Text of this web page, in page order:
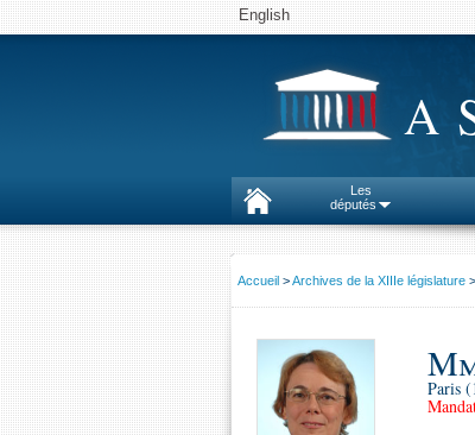
English
Les
députés
Accueil >Archives de la XIIIe législature >
Paris